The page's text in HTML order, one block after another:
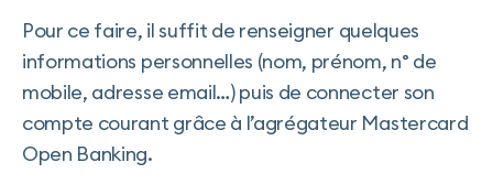
Pour ce faire, il suffit de renseigner quelques
informations personnelles (nom, prénom, n° de
mobile, adresse email…) puis de connecter son
compte courant grâce à l’agrégateur Mastercard
Open Banking.